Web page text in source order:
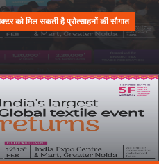
को मिल सकती है प्रोत्साहनों की सौगात